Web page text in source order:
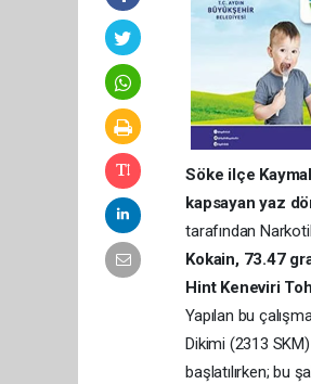
Söke ilçe
kapsayan yaz
tarafından
Kokain, 73.47
Hint Keneviri
Yapılan bu
Dikimi (2313
başlatılırken; bu